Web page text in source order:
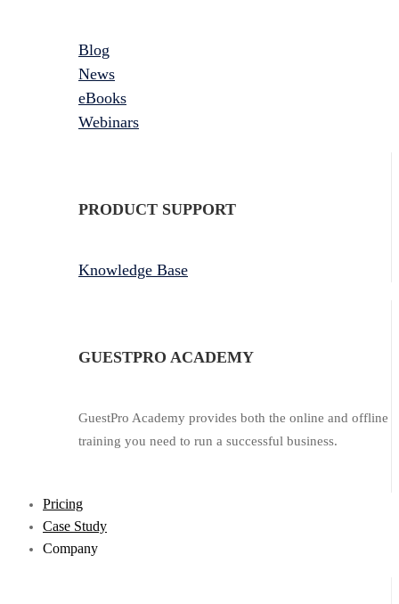
Blog
News
eBooks
Webinars
PRODUCT SUPPORT
Knowledge Base
GUESTPRO ACADEMY
GuestPro Academy provides both the online and offline
training you need to run a successful business.
Pricing
Case Study
Company